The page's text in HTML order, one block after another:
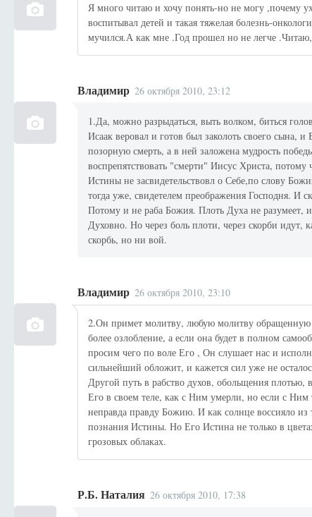
Я много читаю и хочу понять-но не могу ,почему
воспитывал детей и такая тяжелая болезнь-
мучился.А как мне .Год прошел но не легче
Владимир 26 октября 2010, 23:12
1.Да, можно разрыдаться, выть волком, биться
Исаак веровал и готов был заколоть своего сына,
позорную смерть, а в ней заложена мудрость
воспрепятствовать "смерти" Иисус Христа,
Истины не засвидетельствовл о Себе,по слову
тогда уже, свидетелем преображения Господня. И
Потому и не раба Божия. Плоть Духа не разумеет,
Духовно. Но через боль плоти, через скорби идут,
скорбь, но ни вой.
Владимир 26 октября 2010, 23:10
2.Он примет молитву, любую молитву
более озлобление, а если она будет в полном
просим чего по воле Его , Он слушает нас и
сильнейший обложит, и кажется сил уже не
Другой путь в рабство духов, обольщения
Его в своем теле, как с Ним умерли, но если с
неправда правду Божию. И как солнце воссияло
познания Истины. Но Его Истина не только в
грозовых облаках.
Р.Б. Наталия 26 октября 2010, 17:38